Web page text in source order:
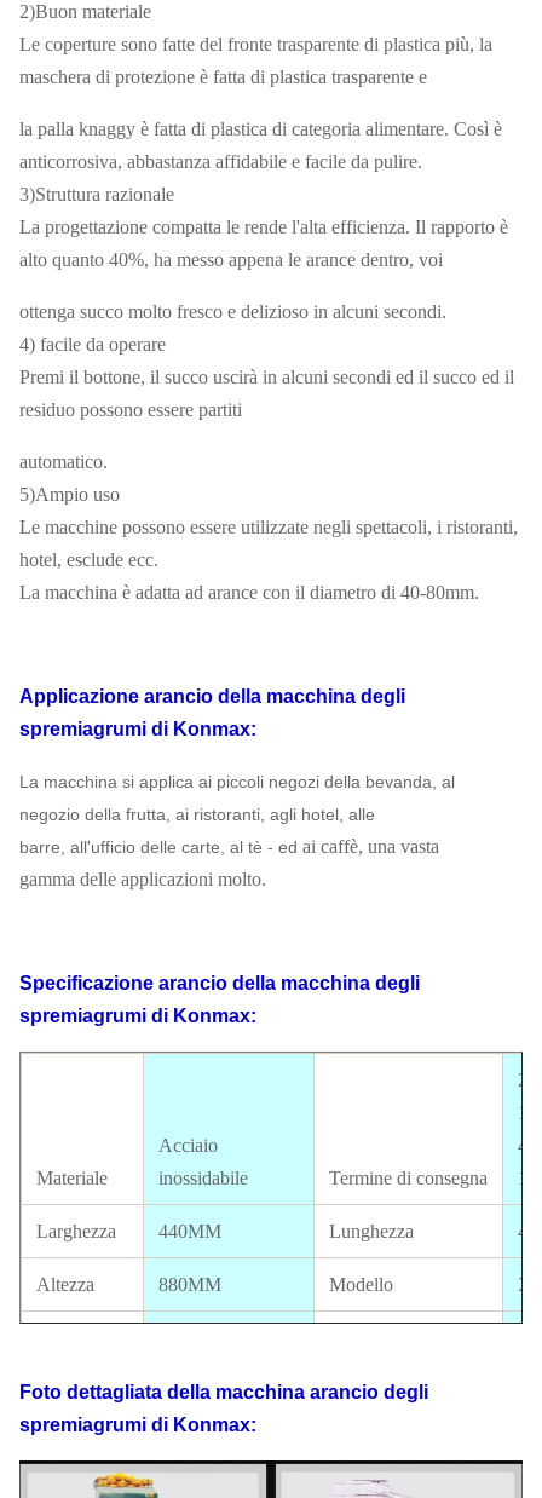
2)Buon materiale
Le coperture sono fatte del fronte trasparente di plastica più, la
maschera di protezione è fatta di plastica trasparente e
la palla knaggy è fatta di plastica di categoria alimentare. Così è
anticorrosiva, abbastanza affidabile e facile da pulire.
3)Struttura razionale
La progettazione compatta le rende l'alta efficienza. Il rapporto è
alto quanto 40%, ha messo appena le arance dentro, voi
ottenga succo molto fresco e delizioso in alcuni secondi.
4) facile da operare
Premi il bottone, il succo uscirà in alcuni secondi ed il succo ed il
residuo possono essere partiti
automatico.
5)Ampio uso
Le macchine possono essere utilizzate negli spettacoli, i ristoranti,
hotel, esclude ecc.
La macchina è adatta ad arance con il diametro di 40-80mm.
Applicazione arancio della macchina degli
spremiagrumi di Konmax:
La macchina si applica ai piccoli negozi della bevanda, al
negozio della frutta, ai ristoranti, agli hotel, alle
barre, all'ufficio delle carte, al tè - ed ai caffè, una vasta
gamma delle applicazioni molto.
Specificazione arancio della macchina degli
spremiagrumi di Konmax:
Materiale
Acciaio
inossidabile
Termine di consegna
Larghezza 440MM Lunghezza
Altezza 880MM Modello
Dimensione
del
pacchetto
Certificato
Foto dettagliata della macchina arancio degli
spremiagrumi di Konmax: